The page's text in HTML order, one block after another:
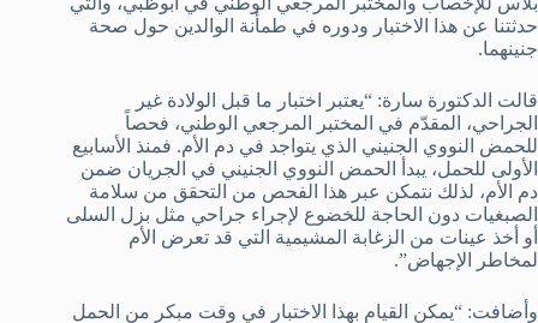
حدثتنا عن هذا الاختبار ودوره في طمأنة الوالدين حول صحة
جنينهما.
قالت الدكتورة سارة: “يعتبر اختبار ما قبل الولادة غير
الجراحي، المقدّم في المختبر المرجعي الوطني، فحصاً
للحمض النووي الجنيني الذي يتواجد في دم الأم. فمنذ الأسابيع
الأولى للحمل، يبدأ الحمض النووي الجنيني في الجريان ضمن
دم الأم، لذلك نتمكن عبر هذا الفحص من التحقق من سلامة
الصبغيات دون الحاجة للخضوع لإجراء جراحي مثل بزل السلى
أو أخذ عينات من الزغابة المشيمية التي قد تعرض الأم
لمخاطر الإجهاض”.
وأضافت: “يمكن القيام بهذا الاختبار في وقت مبكر من الحمل